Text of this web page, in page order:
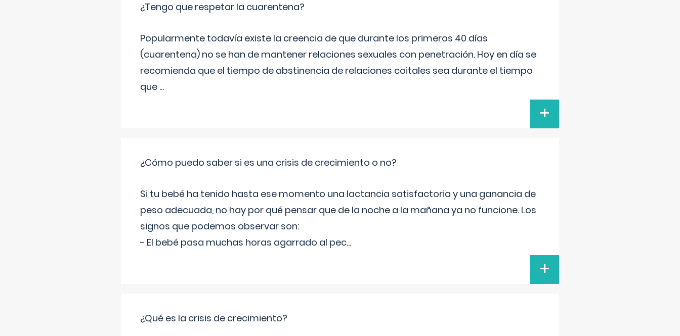
¿Tengo que respetar la cuarentena?
Popularmente todavía existe la creencia de que durante los primeros 40 días
(cuarentena) no se han de mantener relaciones sexuales con penetración. Hoy en día se
recomienda que el tiempo de abstinencia de relaciones coitales sea durante el tiempo
que ...
+
¿Cómo puedo saber si es una crisis de crecimiento o no?
Si tu bebé ha tenido hasta ese momento una lactancia satisfactoria y una ganancia de
peso adecuada, no hay por qué pensar que de la noche a la mañana ya no funcione. Los
signos que podemos observar son:
- El bebé pasa muchas horas agarrado al pec...
+
¿Qué es la crisis de crecimiento?